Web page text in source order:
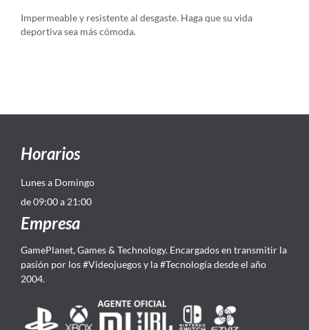
Impermeable y resistente al desgaste. Haga que su vida
deportiva sea más cómoda.
Horarios
Lunes a Domingo
de 09:00 a 21:00
Empresa
GamePlanet, Games & Technology. Encargados en transmitir la
pasión por los #Videojuegos y la #Tecnología desde el año
2004.